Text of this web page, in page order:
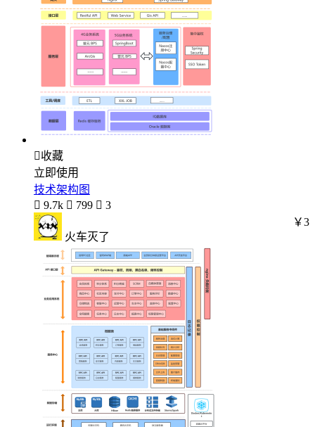
收藏
立即使用
技术架构图
 9.7k  799  3
火车灭了
￥3